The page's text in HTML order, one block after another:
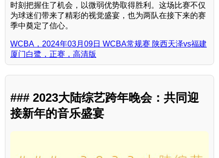
时刻把握住了机会，以微弱优势取得胜利。这场比赛不仅
为球迷们带来了精彩的视觉盛宴，也为两队在接下来的赛
季中奠定了信心。
WCBA，2024年03月09日 WCBA常规赛 陕西天泽vs福建
厦门白鹭，正赛，高清版
### 2023大陆综艺跨年晚会：共同迎
接新年的音乐盛宴